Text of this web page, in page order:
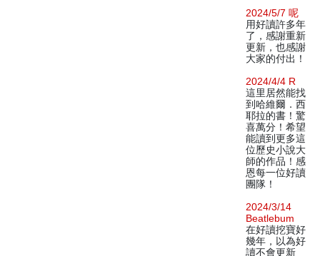
2024/5/7 呢
用好讀許多年
了，感謝重新
更新，也感謝
大家的付出！
2024/4/4 R
這里居然能找
到哈維爾．西
耶拉的書！驚
喜萬分！希望
能讀到更多這
位歷史小說大
師的作品！感
恩每一位好讀
團隊！
2024/3/14
Beatlebum
在好讀挖寶好
幾年，以為好
讀不會更新